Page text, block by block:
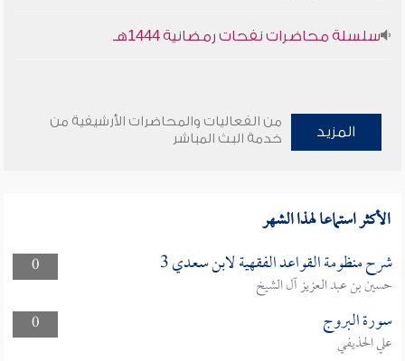
سلسلة محاضرات نفحات رمضانية 1444هـ
المزيد
من الفعاليات والمحاضرات الأرشيفية من
خدمة البث المباشر
الأكثر استماعا لهذا الشهر
0 شرح منظومة القواعد الفقهية لابن سعدي 3
حسين بن عبد العزيز آل الشيخ
0
سورة البروج
علي الحذيفي